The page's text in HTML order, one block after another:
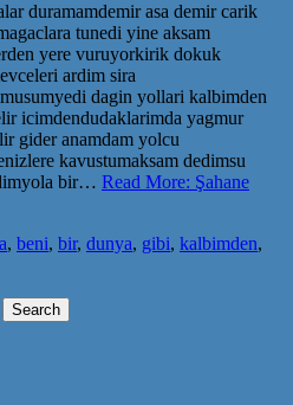
duramamdemir asa demir carik
tunedi yine aksam
yere vuruyorkirik dokuk
ardim sira
dagin yollari kalbimden
icimdendudaklarimda yagmur
gider anamdam yolcu
kavustumaksam dedimsu
bir… Read More: Şahane
, beni, bir, dunya, gibi, kalbimden,
Search